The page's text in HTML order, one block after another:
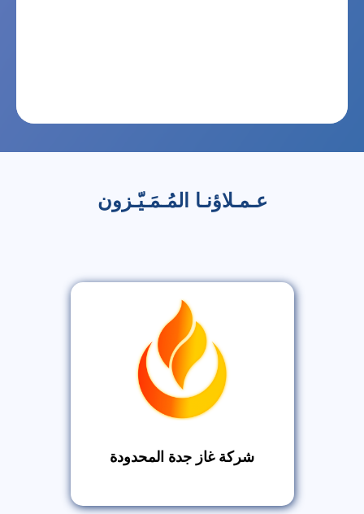
عـمـلاؤنـا المُـمَـيّـزون
شركة غاز جدة المحدودة